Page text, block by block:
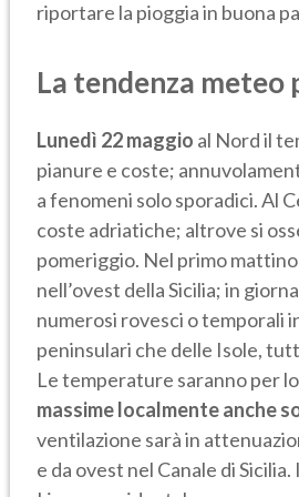
riportare la pioggia in buona
La tendenza
Lunedì 22 maggio al Nord il
pianure e coste;
a fenomeni solo sporadici. Al
coste adriatiche; altrove si
pomeriggio. Nel primo
nell’ovest della Sicilia; in
numerosi rovesci o temporali
peninsulari che delle Isole,
Le temperature saranno per
massime localmente anche
ventilazione sarà in
e da ovest nel Canale di